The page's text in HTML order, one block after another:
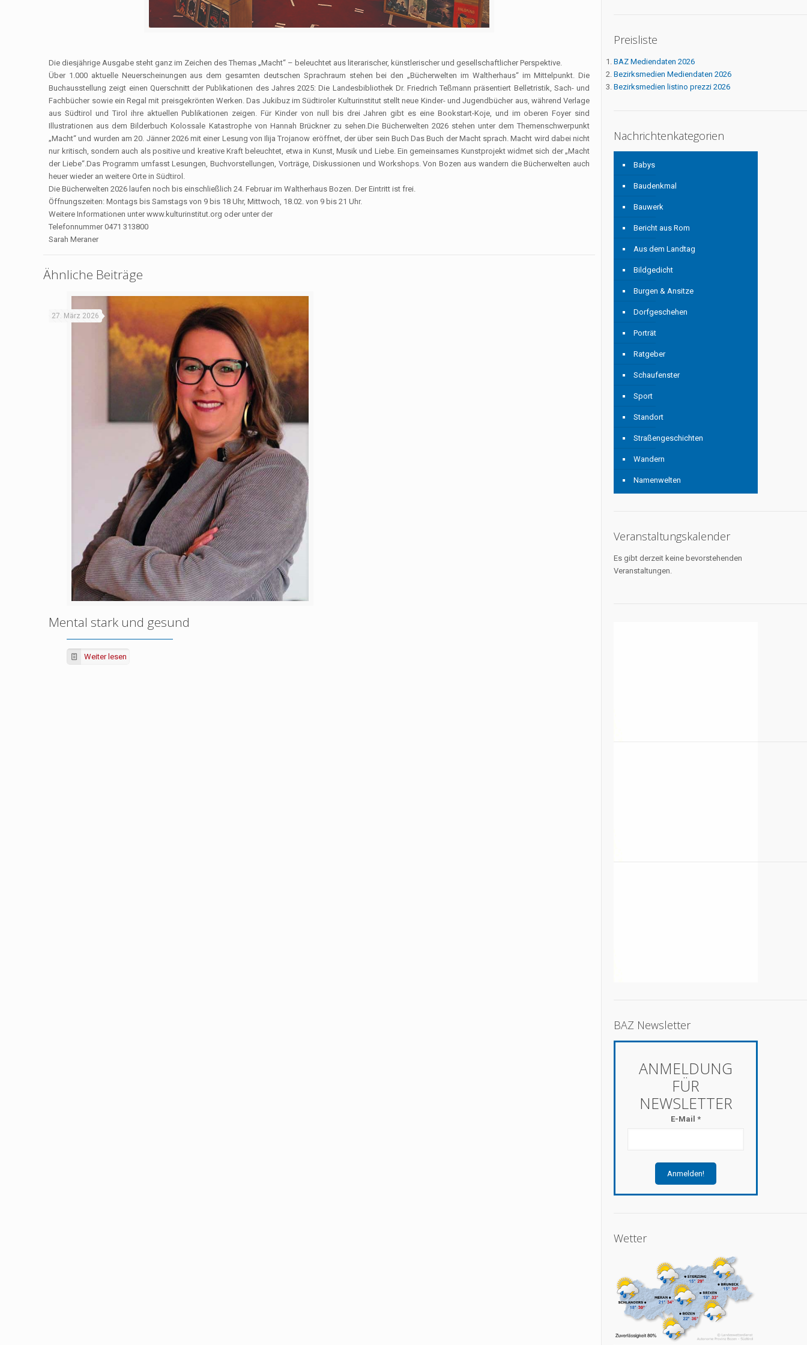
Die diesjährige Ausgabe steht ganz im Zeichen des Themas „Macht“ – beleuchtet aus literarischer, künstlerischer und gesellschaftlicher Perspektive.
Über 1.000 aktuelle Neuerscheinungen aus dem gesamten deutschen Sprachraum stehen bei den „Bücherwelten im Waltherhaus“ im Mittelpunkt. Die
Buchausstellung zeigt einen Querschnitt der Publikationen des Jahres 2025: Die Landesbibliothek Dr. Friedrich Teßmann präsentiert Belletristik, Sach- und
Fachbücher sowie ein Regal mit preisgekrönten Werken. Das Jukibuz im Südtiroler Kulturinstitut stellt neue Kinder- und Jugendbücher aus, während Verlage
aus Südtirol und Tirol ihre aktuellen Publikationen zeigen. Für Kinder von null bis drei Jahren gibt es eine Bookstart-Koje, und im oberen Foyer sind
Illustrationen aus dem Bilderbuch Kolossale Katastrophe von Hannah Brückner zu sehen.Die Bücherwelten 2026 stehen unter dem Themenschwerpunkt
„Macht“ und wurden am 20. Jänner 2026 mit einer Lesung von Ilija Trojanow eröffnet, der über sein Buch Das Buch der Macht sprach. Macht wird dabei nicht
nur kritisch, sondern auch als positive und kreative Kraft beleuchtet, etwa in Kunst, Musik und Liebe. Ein gemeinsames Kunstprojekt widmet sich der „Macht
der Liebe“.Das Programm umfasst Lesungen, Buchvorstellungen, Vorträge, Diskussionen und Workshops. Von Bozen aus wandern die Bücherwelten auch
heuer wieder an weitere Orte in Südtirol.
Die Bücherwelten 2026 laufen noch bis einschließlich 24. Februar im Waltherhaus Bozen. Der Eintritt ist frei.
Öffnungszeiten: Montags bis Samstags von 9 bis 18 Uhr, Mittwoch, 18.02. von 9 bis 21 Uhr.
Weitere Informationen unter www.kulturinstitut.org oder unter der
Telefonnummer 0471 313800
Sarah Meraner
Ähnliche Beiträge
27. März 2026
Mental stark und gesund
Weiter lesen
Preisliste
BAZ Mediendaten 2026
Bezirksmedien Mediendaten 2026
Bezirksmedien listino prezzi 2026
Nachrichtenkategorien
Babys
Baudenkmal
Bauwerk
Bericht aus Rom
Aus dem Landtag
Bildgedicht
Burgen & Ansitze
Dorfgeschehen
Porträt
Ratgeber
Schaufenster
Sport
Standort
Straßengeschichten
Wandern
Namenwelten
Veranstaltungskalender
Es gibt derzeit keine bevorstehenden
Veranstaltungen.
BAZ Newsletter
E-Mail*
Wetter